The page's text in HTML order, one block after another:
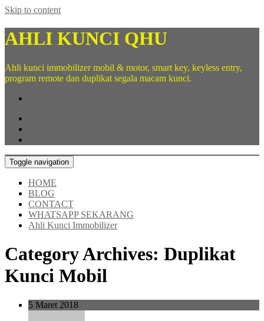
Skip to content
AHLI KUNCI QHU
Ahli kunci immobilizer mobil & motor, smart key, keyless entry,
program remote dan duplikat segala macam kunci.
Toggle navigation
HOME
BLOG
CONTACT
WHATSAPP SEKARANG
Ahli Kunci Immobilizer
Category Archives: Duplikat
Kunci Mobil
5 Maret 2018